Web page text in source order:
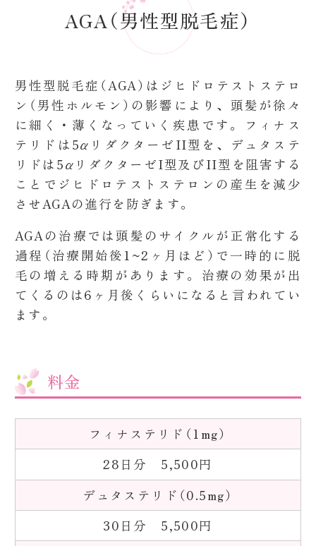
AGA（男性型脱毛症）
男性型脱毛症（AGA）はジヒドロテストステロ
ン（男性ホルモン）の影響により、頭髪が徐々
に細く・薄くなっていく疾患です。フィナス
テリドは5αリダクターゼII型を、デュタステ
リドは5αリダクターゼI型及びII型を阻害する
ことでジヒドロテストステロンの産生を減少
させAGAの進行を防ぎます。
AGAの治療では頭髪のサイクルが正常化する
過程（治療開始後1~2ヶ月ほど）で一時的に脱
毛の増える時期があります。治療の効果が出
てくるのは6ヶ月後くらいになると言われてい
ます。
料金
フィナステリド（1mg）
28日分 5,500円
デュタステリド（0.5mg）
30日分 5,500円